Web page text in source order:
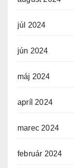
júl 2024
jún 2024
máj 2024
apríl 2024
marec 2024
február 2024